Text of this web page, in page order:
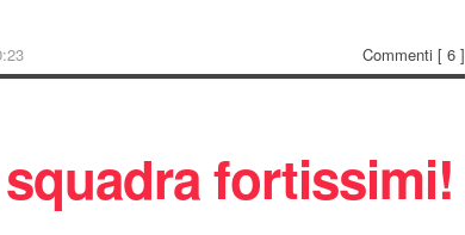
Commenti [ 6 ]
fortissimi!